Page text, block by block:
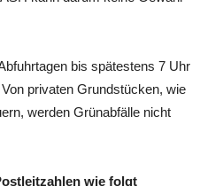
bis spätestens 7 Uhr
privaten Grundstücken, wie
werden Grünabfälle nicht
wie folgt